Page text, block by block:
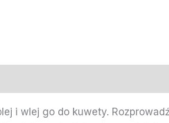
i wlej go do kuwety.